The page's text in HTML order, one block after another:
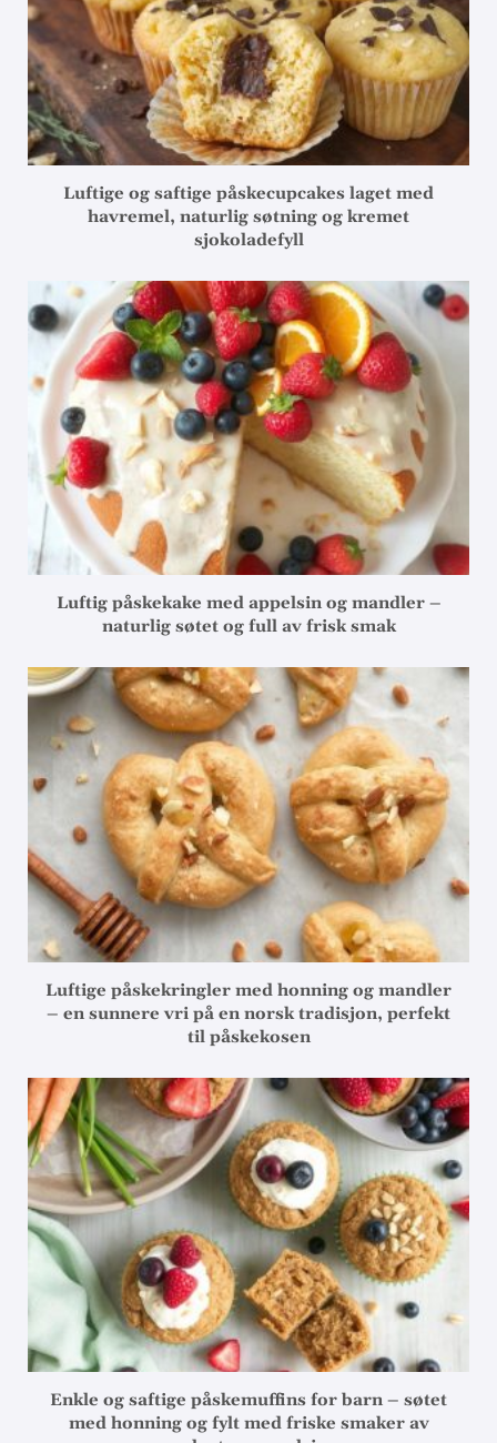
Luftige og saftige påskecupcakes laget med
havremel, naturlig søtning og kremet
sjokoladefyll
Luftig påskekake med appelsin og mandler –
naturlig søtet og full av frisk smak
Luftige påskekringler med honning og mandler
– en sunnere vri på en norsk tradisjon, perfekt
til påskekosen
Enkle og saftige påskemuffins for barn – søtet
med honning og fylt med friske smaker av